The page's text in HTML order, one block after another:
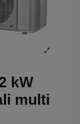
kW
multi